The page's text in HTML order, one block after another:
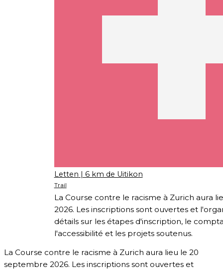
Letten | 6 km de Uitikon
Trail
La Course contre le racisme à Zurich aura
2026. Les inscriptions sont ouvertes et
détails sur les étapes d'inscription, le
l'accessibilité et les projets soutenus.
La Course contre le racisme à Zurich aura lieu le 20
septembre 2026. Les inscriptions sont ouvertes et